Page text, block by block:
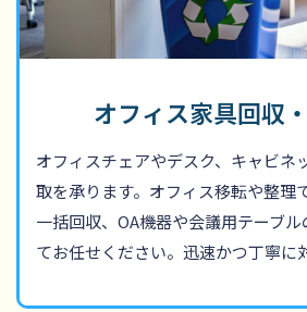
オフィス家具回収
オフィスチェアやデスク、キャビネ
取を承ります。オフィス移転や整理
一括回収、OA機器や会議用テーブ
てお任せください。迅速かつ丁寧に